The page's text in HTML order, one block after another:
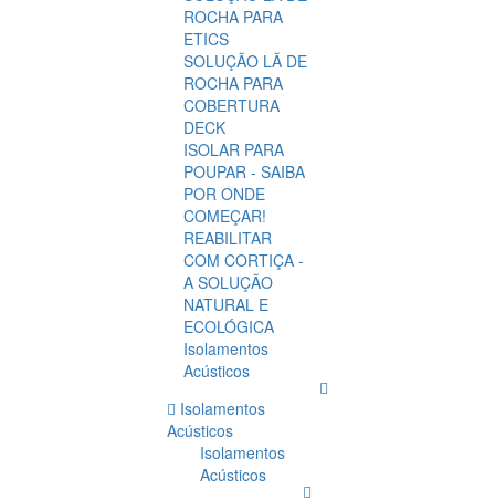
ROCHA PARA
ETICS
SOLUÇÃO LÃ DE
ROCHA PARA
COBERTURA
DECK
ISOLAR PARA
POUPAR - SAIBA
POR ONDE
COMEÇAR!
REABILITAR
COM CORTIÇA -
A SOLUÇÃO
NATURAL E
ECOLÓGICA
Isolamentos
Acústicos
Isolamentos
Acústicos
Isolamentos
Acústicos